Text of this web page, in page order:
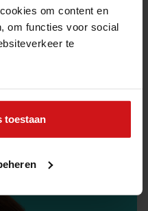
om content en
om functies voor social
te
toestaan
een corporate op het
en klantdata. Dan heb ik
klanten wat kunnen
werken bij een organisatie
Ik verwacht wel dat dat in